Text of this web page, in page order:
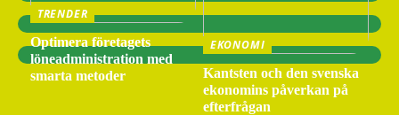
TRENDER
Optimera företagets
löneadministration med
smarta metoder
EKONOMI
Kantsten och den svenska
ekonomins påverkan på
efterfrågan